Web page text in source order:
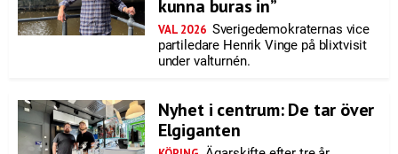
kunna buras in”
VAL 2026 Sverigedemokraternas vice
partiledare Henrik Vinge på blixtvisit
under valturnén.
Nyhet i centrum: De tar över
Elgiganten